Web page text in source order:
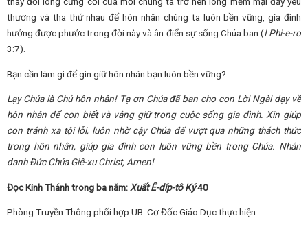
thương và tha thứ nhau để hôn nhân chúng ta luôn bền vững, gia đình
hưởng được phước trong đời này và ân điển sự sống Chúa ban (I Phi-e-rơ
3:7).
Bạn cần làm gì để gìn giữ hôn nhân bạn luôn bền vững?
LạyChúa là Chủ hôn nhân! Tạ ơn Chúa đã ban cho con Lời Ngài dạy về
hôn nhân để con biết và vâng giữ trong cuộc sống gia đình. Xin giúp
con tránh xa tội lỗi, luôn nhờ cậy Chúa để vượt qua những thách thức
trong hôn nhân, giúp gia đình con luôn vững bền trong Chúa. Nhân
danh Đức Chúa Giê-xu Christ, Amen!
Đọc Kinh Thánh trong ba năm: Xuất Ê-díp-tô Ký40
Phòng Truyền Thông phối hợp UB. Cơ Đốc Giáo Dục thực hiện.